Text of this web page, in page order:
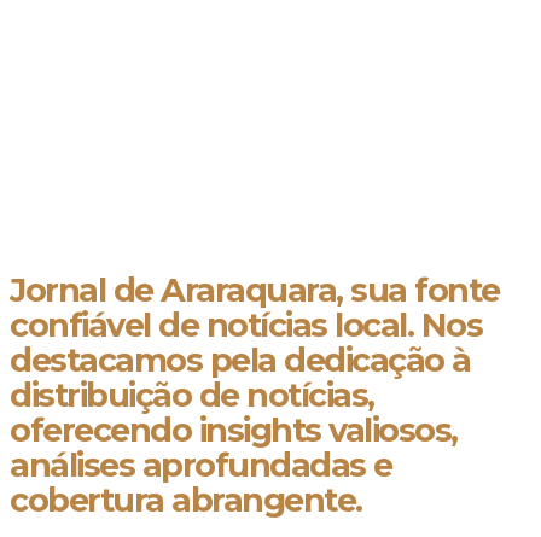
Jornal de Araraquara, sua fonte
confiável de notícias local. Nos
destacamos pela dedicação à
distribuição de notícias,
oferecendo insights valiosos,
análises aprofundadas e
cobertura abrangente.